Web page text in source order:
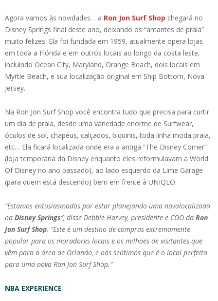
Agora vamos às novidades… a Ron Jon Surf Shop chegará no
Disney Springs final deste ano, deixando os “amantes de praia”
muito felizes. Ela foi fundada em 1959, atualmente opera lojas
em toda a Flórida e em outros locais ao longo da costa leste,
incluindo Ocean City, Maryland, Orange Beach, dois locais em
Myrtle Beach, e sua localização original em Ship Bottom, Nova
Jersey.
Na Ron Jon Surf Shop você encontra tudo que precisa para curtir
um dia de praia, desde uma variedade enorme de Surfwear,
óculos de sol, chapéus, calçados, biquinis, toda linha moda praia,
etc… Ela ficará localizada onde era a antiga “The Disney Corner”
(loja temporária da Disney enquanto eles reformulavam a World
Of Disney no ano passado), ao lado esquerdo da Lime Garage
(para quem está descendo) bem em frente à UNIQLO.
“Estamos entusiasmados por estar planejando uma novalocalizada
na Disney Springs“, disse Debbie Harvey, presidente e COO da Ron
Jon Surf Shop. “Este é um destino de compras extremamente
popular para os moradores locais e os milhões de visitantes que
vêm para a área de Orlando, e nós sentimos que é o local perfeito
para uma nova Ron Jon Surf Shop.”
NBA EXPERIENCE